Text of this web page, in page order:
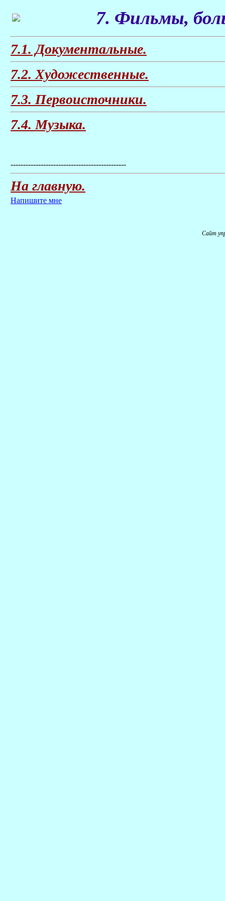
7. Фильмы,
7.1. Документальные.
7.2. Художественные.
7.3. Первоисточники.
7.4. Музыка.
----------------------------------------------
На главную.
Напишите мне
Сайт